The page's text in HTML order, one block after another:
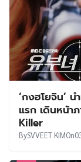
‘กงฮโยจิน’
แรก เดินหน้า
Killer
BySVVEET KIMOn